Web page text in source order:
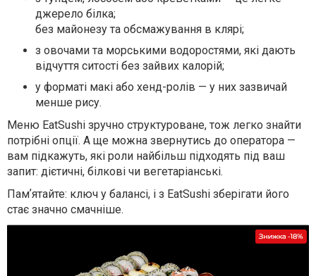
джерело білка;
без майонезу та обсмажування в клярі;
з овочами та морськими водоростями, які дають
відчуття ситості без зайвих калорій;
у форматі макі або хенд-ролів — у них зазвичай
менше рису.
Меню EatSushi зручно структуроване, тож легко знайти
потрібні опції. А ще можна звернутись до оператора —
вам підкажуть, які роли найбільш підходять під ваш
запит: дієтичні, білкові чи вегетаріанські.
Памʼятайте: ключ у балансі, і з EatSushi зберігати його
стає значно смачніше.